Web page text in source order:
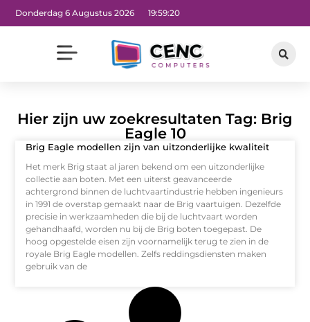
Donderdag 6 Augustus 2026 19:59:20
Hier zijn uw zoekresultaten Tag: Brig
Eagle 10
Brig Eagle modellen zijn van uitzonderlijke kwaliteit
Het merk Brig staat al jaren bekend om een uitzonderlijke
collectie aan boten. Met een uiterst geavanceerde
achtergrond binnen de luchtvaartindustrie hebben ingenieurs
in 1991 de overstap gemaakt naar de Brig vaartuigen. Dezelfde
precisie in werkzaamheden die bij de luchtvaart worden
gehandhaafd, worden nu bij de Brig boten toegepast. De
hoog opgestelde eisen zijn voornamelijk terug te zien in de
royale Brig Eagle modellen. Zelfs reddingsdiensten maken
gebruik van de